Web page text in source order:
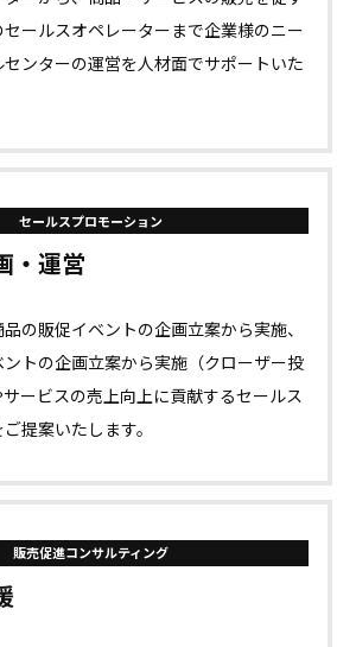
ールスオペレーターまで企業様のニー
ンターの運営を人材面でサポートいた
セールスプロモーション
・運営
の販促イベントの企画立案から実施、
トの企画立案から実施（クローザー投
ービスの売上向上に貢献するセールス
提案いたします。
販売促進コンサルティング